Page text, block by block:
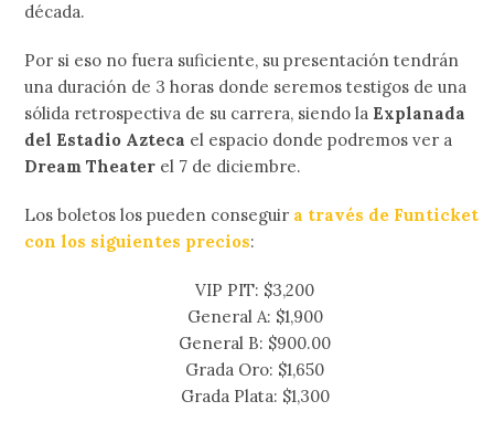
década.
Por si eso no fuera suficiente, su presentación tendrán
una duración de 3 horas donde seremos testigos de una
sólida retrospectiva de su carrera, siendo la Explanada
del Estadio Azteca el espacio donde podremos ver a
Dream Theater el 7 de diciembre.
Los boletos los pueden conseguir a través de Funticket
con los siguientes precios:
VIP PIT: $3,200
General A: $1,900
General B: $900.00
Grada Oro: $1,650
Grada Plata: $1,300